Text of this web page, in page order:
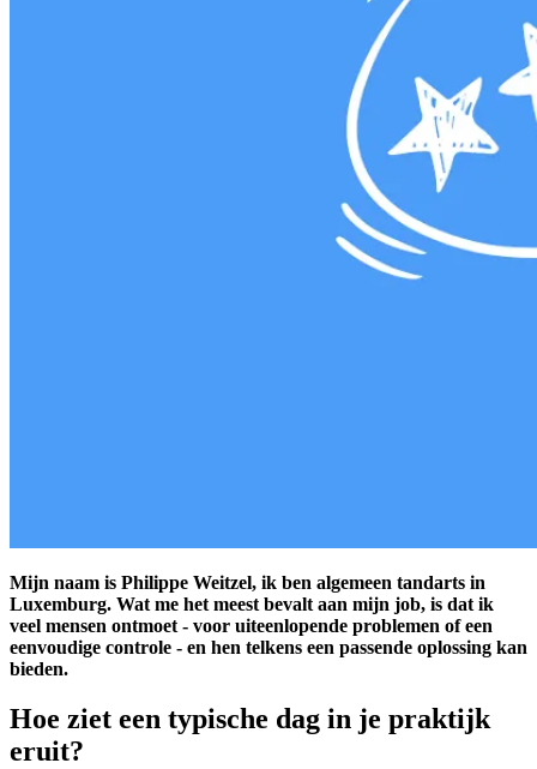
Mijn naam is Philippe Weitzel, ik ben algemeen tandarts in
Luxemburg. Wat me het meest bevalt aan mijn job, is dat ik
veel mensen ontmoet - voor uiteenlopende problemen of een
eenvoudige controle - en hen telkens een passende oplossing kan
bieden.
Hoe ziet een typische dag in je praktijk
eruit?